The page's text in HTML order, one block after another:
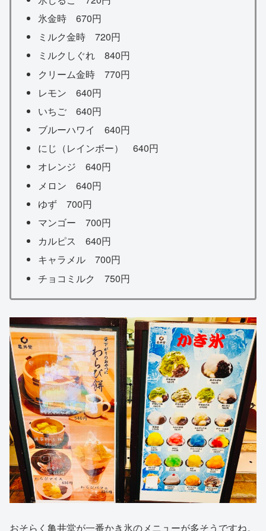
氷金時 670円
ミルク金時 720円
ミルクしぐれ 840円
クリーム金時 770円
レモン 640円
いちご 640円
ブルーハワイ 640円
にじ（レインボー） 640円
オレンジ 640円
メロン 640円
ゆず 700円
マンゴー 700円
カルピス 640円
キャラメル 700円
チョコミルク 750円
おそらく亀井堂が一番かき氷のメニューが多そうですね。